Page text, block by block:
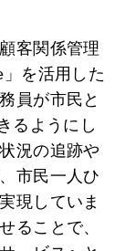
客関係管理
を活用した
員が市民と
るようにし
況の追跡や
市民一人ひ
現していま
ることで、